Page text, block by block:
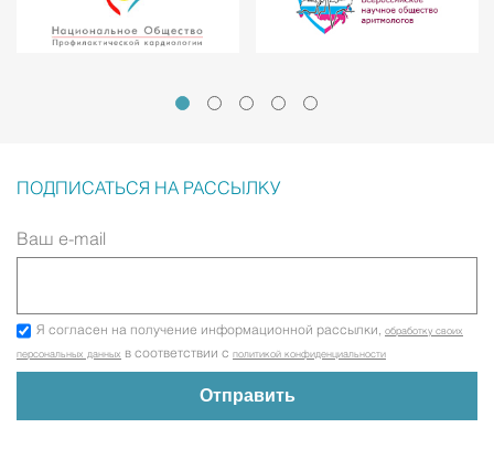
ПОДПИСАТЬСЯ НА РАССЫЛКУ
Ваш e-mail
Я согласен на получение информационной рассылки, обработку своих
персональных данных в соответствии с политикой конфиденциальности